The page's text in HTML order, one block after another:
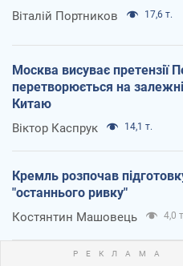
Віталій Портников 17,6 т.
Москва висуває претензії
перетворюється на
Китаю
Віктор Каспрук 14,1 т.
Кремль розпочав
"останнього ривку"
Костянтин Машовець 4,0 т.